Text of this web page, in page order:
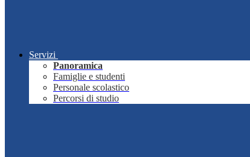
Servizi
Panoramica
Famiglie e studenti
Personale scolastico
Percorsi di studio